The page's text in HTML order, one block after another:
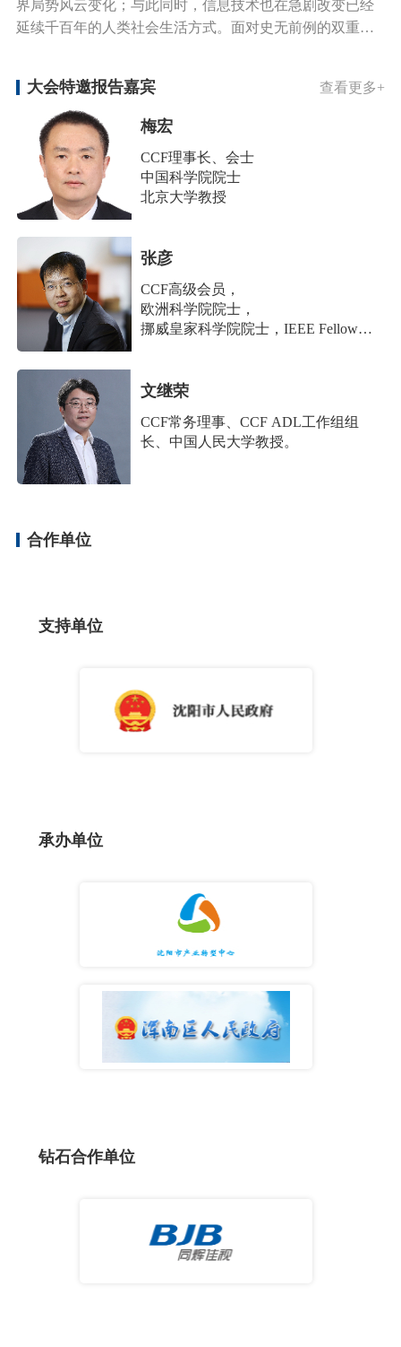
界局势风云变化；与此同时，信息技术也在急剧改变已经
延续千百年的人类社会生活方式。面对史无前例的双重挑
何在思辨与探索中迎接不可预知的未来？5月13日-15日举
办的YEF2021首日思想秀，邀请各界贤达与业界青年共同
探讨方略大是。爱奇艺同步在网上开放直播。
大会特邀报告嘉宾 查看更多+
梅宏
CCF理事长、会士
中国科学院院士
北京大学教授
张彦
CCF高级会员，
欧洲科学院院士，
挪威皇家科学院院士，IEEE Fellow，
文继荣
CCF常务理事、CCF ADL工作组组
长、中国人民大学教授。
合作单位
支持单位
承办单位
钻石合作单位